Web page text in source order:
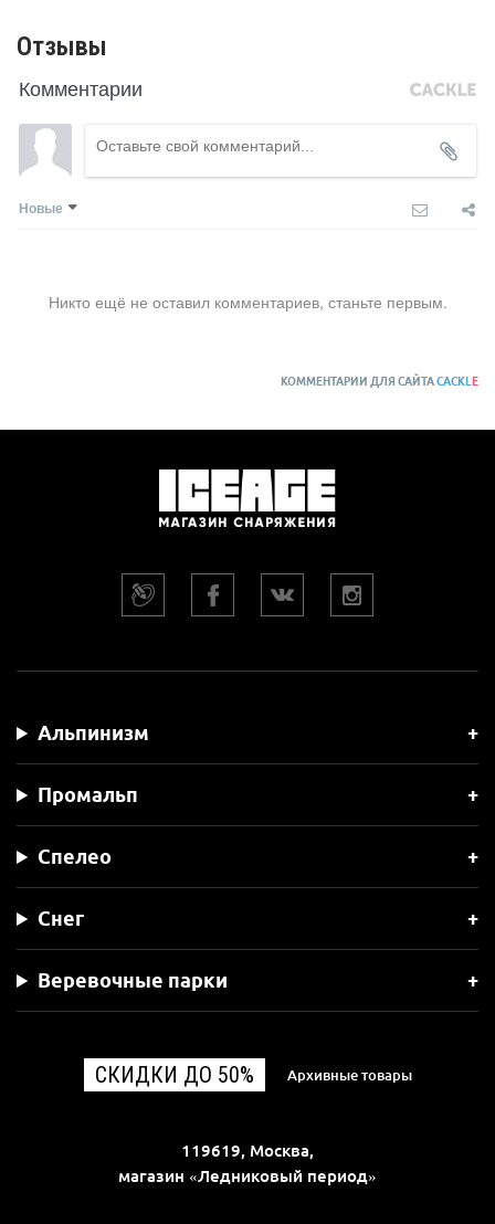
Отзывы
Комментарии
Новые
Никто ещё не оставил комментариев, станьте первым.
КОММЕНТАРИИ ДЛЯ САЙТАCACKLE
Альпинизм
Промальп
Спелео
Снег
Веревочные парки
СКИДКИ ДО 50% Архивные товары
119619, Москва,
магазин «Ледниковый период»